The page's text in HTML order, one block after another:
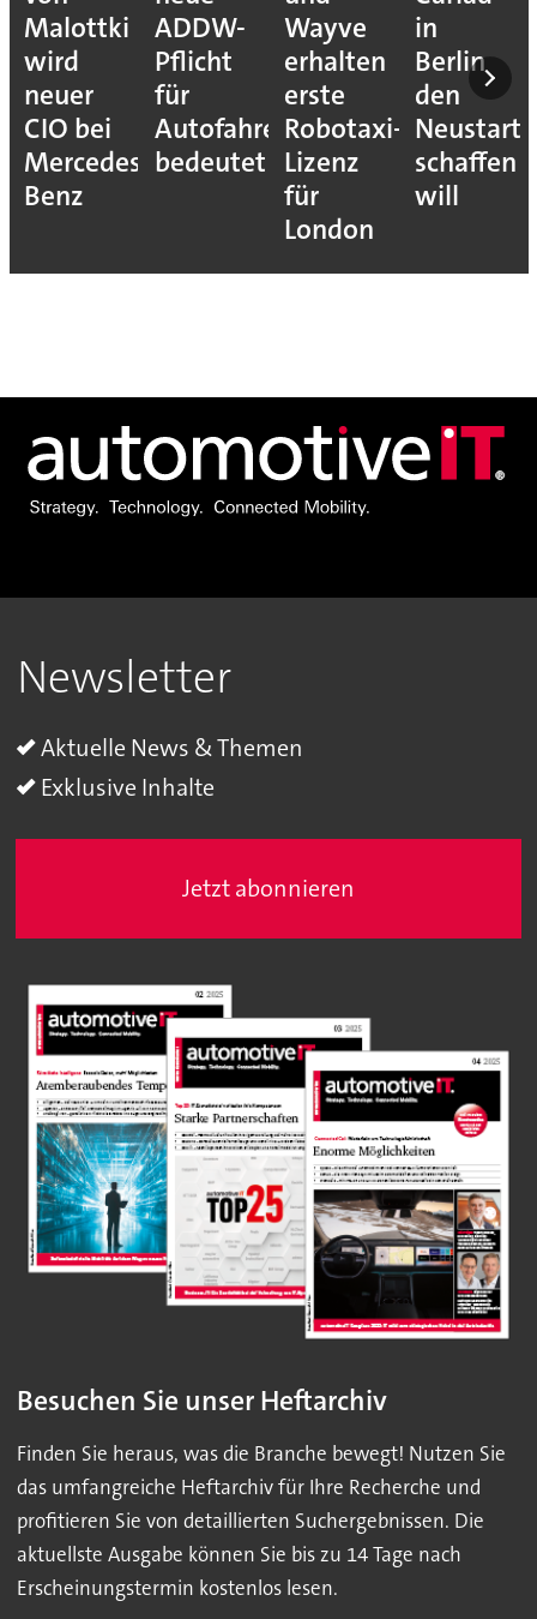
Malottki
wird
neuer
CIO bei
Mercedes-
Benz
ADDW-
Pflicht
für
Autofahrer
bedeutet
Wayve
erhalten
erste
Robotaxi-
Lizenz
für
London
in
Berlin
den
Neustart
schaffen
will
Newsletter
Aktuelle News & Themen
Exklusive Inhalte
Jetzt abonnieren
Besuchen Sie unser Heftarchiv
Finden Sie heraus, was die Branche bewegt! Nutzen Sie
das umfangreiche Heftarchiv für Ihre Recherche und
profitieren Sie von detaillierten Suchergebnissen. Die
aktuellste Ausgabe können Sie bis zu 14 Tage nach
Erscheinungstermin kostenlos lesen.